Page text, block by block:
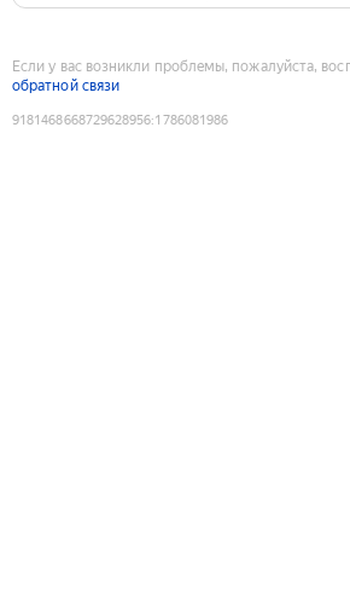
Если у вас возникли проблемы, пожалуйста,
обратной связи
9181468668729628956:1786081986